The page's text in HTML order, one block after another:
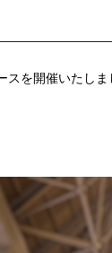
を開催いたし